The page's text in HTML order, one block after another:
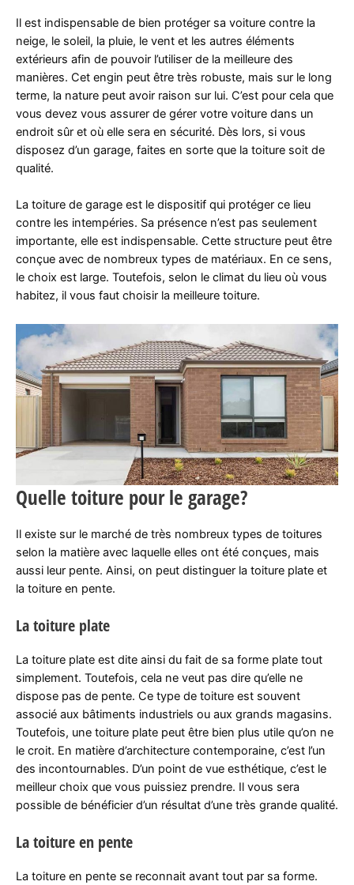
Il est indispensable de bien protéger sa voiture contre la
neige, le soleil, la pluie, le vent et les autres éléments
extérieurs afin de pouvoir l’utiliser de la meilleure des
manières. Cet engin peut être très robuste, mais sur le long
terme, la nature peut avoir raison sur lui. C’est pour cela que
vous devez vous assurer de gérer votre voiture dans un
endroit sûr et où elle sera en sécurité. Dès lors, si vous
disposez d’un garage, faites en sorte que la toiture soit de
qualité.
La toiture de garage est le dispositif qui protéger ce lieu
contre les intempéries. Sa présence n’est pas seulement
importante, elle est indispensable. Cette structure peut être
conçue avec de nombreux types de matériaux. En ce sens,
le choix est large. Toutefois, selon le climat du lieu où vous
habitez, il vous faut choisir la meilleure toiture.
Quelle toiture pour le garage?
Il existe sur le marché de très nombreux types de toitures
selon la matière avec laquelle elles ont été conçues, mais
aussi leur pente. Ainsi, on peut distinguer la toiture plate et
la toiture en pente.
La toiture plate
La toiture plate est dite ainsi du fait de sa forme plate tout
simplement. Toutefois, cela ne veut pas dire qu’elle ne
dispose pas de pente. Ce type de toiture est souvent
associé aux bâtiments industriels ou aux grands magasins.
Toutefois, une toiture plate peut être bien plus utile qu’on ne
le croit. En matière d’architecture contemporaine, c’est l’un
des incontournables. D’un point de vue esthétique, c’est le
meilleur choix que vous puissiez prendre. Il vous sera
possible de bénéficier d’un résultat d’une très grande qualité.
La toiture en pente
La toiture en pente se reconnait avant tout par sa forme.